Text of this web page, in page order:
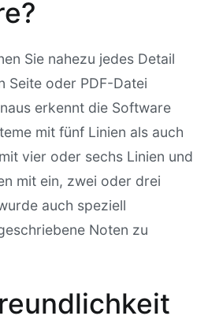
Sie nahezu jedes Detail
Seite oder PDF-Datei
erkennt die Software
mit fünf Linien als auch
vier oder sechs Linien und
mit ein, zwei oder drei
auch speziell
Noten zu